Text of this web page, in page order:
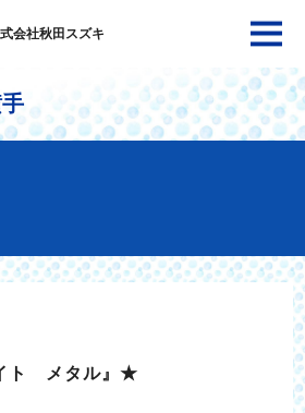
会社秋田スズキ
ト メタル』★